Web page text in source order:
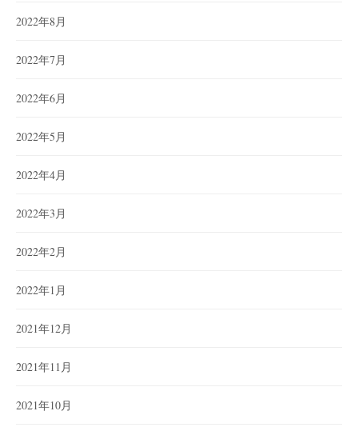
2022年8月
2022年7月
2022年6月
2022年5月
2022年4月
2022年3月
2022年2月
2022年1月
2021年12月
2021年11月
2021年10月